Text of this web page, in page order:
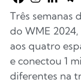
Três semanas
do WME
aos quatro
e conectou 1
diferentes na